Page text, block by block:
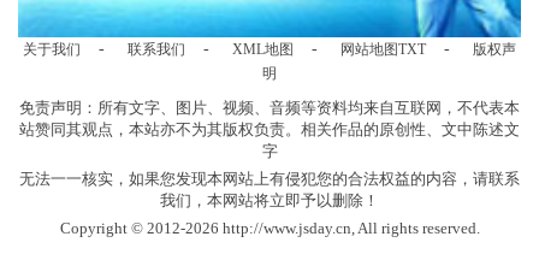
关于我们 - 联系我们 - XML地图 - 网站地图TXT -
版权声
明
免责声明：所有文字、图片、视频、音频等资料均来自互联网，不代表本
站赞同其观点，本站亦不为其版权负责。相关作品的原创性、文中陈述文
字
无法一一核实，如果您发现本网站上有侵犯您的合法权益的内容，请联系
我们，本网站将立即予以删除！
Copyright © 2012-2026 http://www.jsday.cn, All rights reserved.